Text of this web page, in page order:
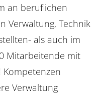
an beruflichen
Verwaltung, Technik
als auch im
Mitarbeitende mit
Verwaltung